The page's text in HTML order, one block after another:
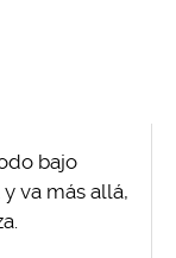
bajo
va más allá,